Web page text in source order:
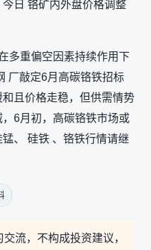
日 铬矿内外盘价格调整
多重偏空因素持续作用下
厂敲定6月高碳铬铁招标
且价格走稳，但供需情势
6月初，高碳铬铁市场或
、 硅铁 、铬铁行情请继
流，不构成投资建议，